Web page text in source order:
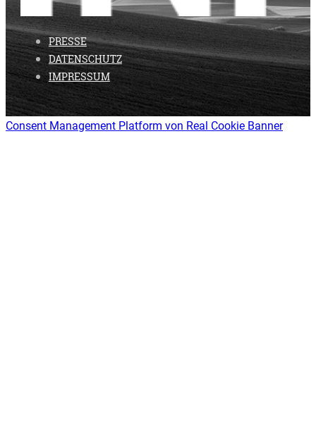
PRESSE
DATENSCHUTZ
IMPRESSUM
Consent Management Platform von Real Cookie Banner